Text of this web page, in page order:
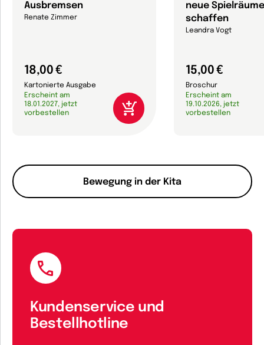
Bewegung in der Kita
Ausbremsen
Renate Zimmer
18,00 €
Kartonierte Ausgabe
Erscheint am
18.01.2027, jetzt
vorbestellen
neue Spielräume
schaffen
Leandra Vogt
15,00 €
Broschur
Erscheint am
19.10.2026, jetzt
vorbestellen
Kundenservice und
Bestellhotline